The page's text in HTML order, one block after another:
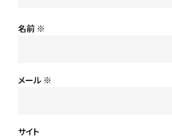
名前 ※
メール ※
サイト